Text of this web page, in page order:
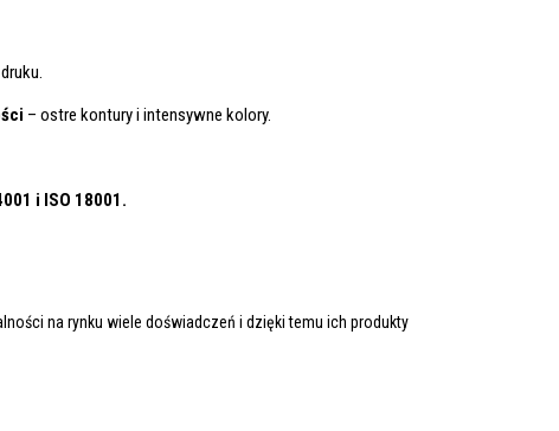
– ostre kontury i intensywne kolory.
i ISO 18001.
na rynku wiele doświadczeń i dzięki temu ich produkty